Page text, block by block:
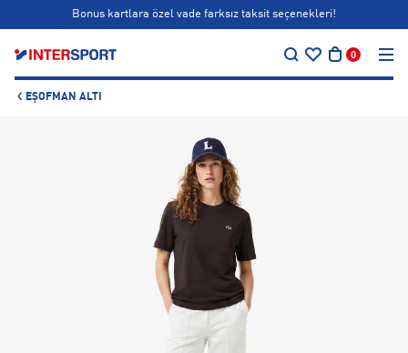
Bonus kartlara özel vade farksız taksit seçenekleri!
0
EŞOFMAN ALTI